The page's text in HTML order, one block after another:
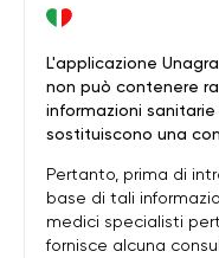
L'applicazione
non può contenere
informazioni
sostituiscono una
Pertanto, prima di
base di tali
medici specialisti
fornisce alcuna